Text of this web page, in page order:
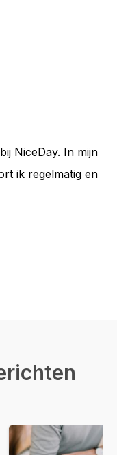
NiceDay. In mijn
ik regelmatig en